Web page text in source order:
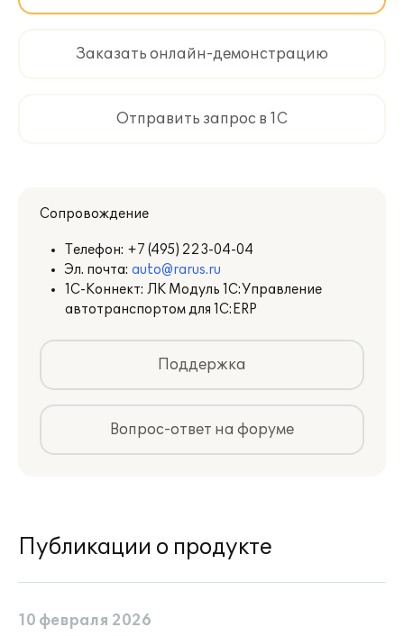
Заказать онлайн-демонстрацию
Отправить запрос в 1С
Сопровождение
Телефон: +7 (495) 223-04-04
Эл. почта: auto@rarus.ru
1С-Коннект: ЛК Модуль 1С:Управление
автотранспортом для 1С:ERP
Поддержка
Вопрос-ответ на форуме
Публикации о продукте
10 февраля 2026